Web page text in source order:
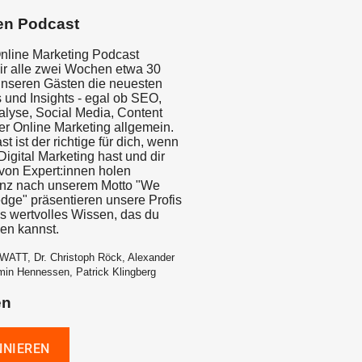
Podcast
Marketing Podcast
alle zwei Wochen etwa 30
Gästen die neuesten
und Insights - egal ob SEO,
Social Media, Content
Online Marketing allgemein.
ist der richtige für dich, wenn
Marketing hast und dir
Expert:innen holen
nach unserem Motto "We
präsentieren unsere Profis
wertvolles Wissen, das du
kannst.
Dr. Christoph Röck, Alexander
Hennessen, Patrick Klingberg